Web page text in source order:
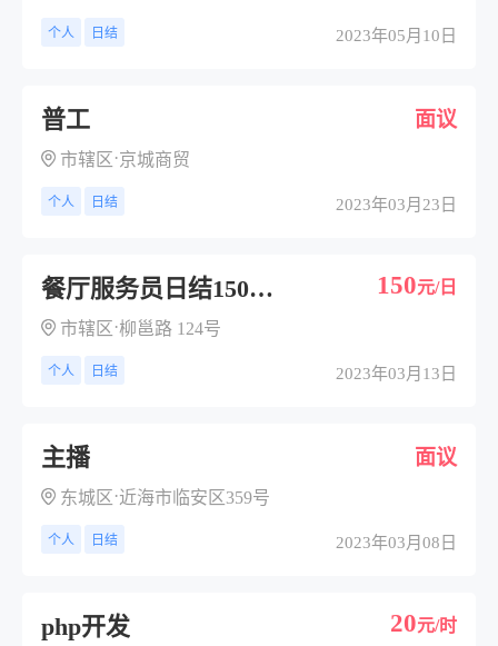
个人 日结 2023年05月10日
普工 面议
市辖区 ·京城商贸
个人 日结 2023年03月23日
餐厅服务员日结150元/天 150元/日
市辖区 ·柳邕路 124号
个人 日结 2023年03月13日
主播 面议
东城区 ·近海市临安区359号
个人 日结 2023年03月08日
php开发 20元/时